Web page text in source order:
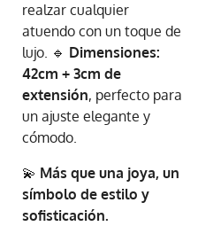
realzar cualquier
atuendo con un toque de
lujo. 🔹 Dimensiones:
42cm + 3cm de
extensión, perfecto para
un ajuste elegante y
cómodo.
💫 Más que una joya, un
símbolo de estilo y
sofisticación.